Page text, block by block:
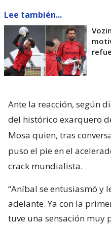
Lee también...
Ante la reacción, según
del histórico exarquero
Mosa quien, tras
puso el pie en el
crack mundialista.
“Aníbal se entusiasmó y
adelante. Ya con la
tuve una sensación muy